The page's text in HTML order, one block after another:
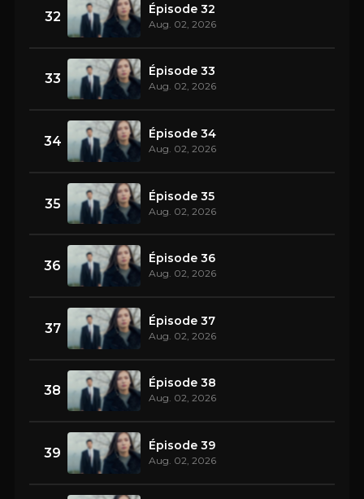
32 Épisode 32
Aug. 02, 2026
33 Épisode 33
Aug. 02, 2026
34 Épisode 34
Aug. 02, 2026
35 Épisode 35
Aug. 02, 2026
36 Épisode 36
Aug. 02, 2026
37 Épisode 37
Aug. 02, 2026
38 Épisode 38
Aug. 02, 2026
39 Épisode 39
Aug. 02, 2026